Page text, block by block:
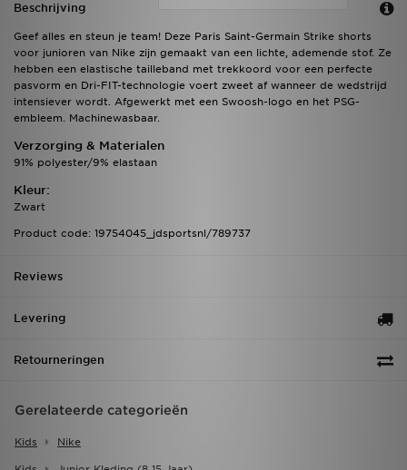
Beschrijving
Geef alles en steun je team! Deze Paris Saint-Germain Strike shorts
voor junioren van Nike zijn gemaakt van een lichte, ademende stof. Ze
hebben een elastische tailleband met trekkoord voor een perfecte
pasvorm en Dri-FIT-technologie voert zweet af wanneer de wedstrijd
intensiever wordt. Afgewerkt met een Swoosh-logo en het PSG-
embleem. Machinewasbaar.
Verzorging & Materialen
91% polyester/9% elastaan
Kleur:
Zwart
Product code: 19754045_jdsportsnl/789737
Reviews
Levering
Retourneringen
Gerelateerde categorieën
Kids Nike